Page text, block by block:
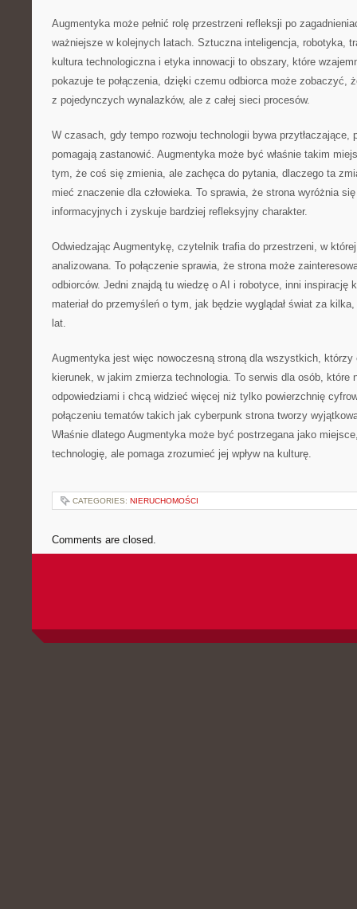
Augmentyka może pełnić rolę przestrzeni refleksji po
ważniejsze w kolejnych latach. Sztuczna inteligencja, robotyka,
kultura technologiczna i etyka innowacji to obszary, które
pokazuje te połączenia, dzięki czemu odbiorca może zobaczyć,
z pojedynczych wynalazków, ale z całej sieci procesów.
W czasach, gdy tempo rozwoju technologii bywa przytłaczające,
pomagają zastanowić. Augmentyka może być właśnie takim
tym, że coś się zmienia, ale zachęca do pytania, dlaczego ta
mieć znaczenie dla człowieka. To sprawia, że strona wyróżnia
informacyjnych i zyskuje bardziej refleksyjny charakter.
Odwiedzając Augmentykę, czytelnik trafia do przestrzeni, w
analizowana. To połączenie sprawia, że strona może
odbiorców. Jedni znajdą tu wiedzę o AI i robotyce, inni inspirację
materiał do przemyśleń o tym, jak będzie wyglądał świat za
lat.
Augmentyka jest więc nowoczesną stroną dla wszystkich, którzy
kierunek, w jakim zmierza technologia. To serwis dla osób, które
odpowiedziami i chcą widzieć więcej niż tylko powierzchnię
połączeniu tematów takich jak cyberpunk strona tworzy
Właśnie dlatego Augmentyka może być postrzegana jako
technologię, ale pomaga zrozumieć jej wpływ na kulturę.
CATEGORIES: NIERUCHOMOŚCI
Comments are closed.